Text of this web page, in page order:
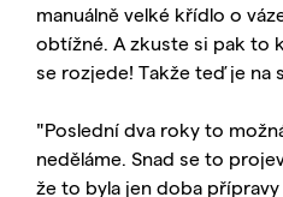
manuálně velké křídlo o
obtížné. A zkuste si pak to
se rozjede! Takže teď je na
"Poslední dva roky to
neděláme. Snad se to
že to byla jen doba